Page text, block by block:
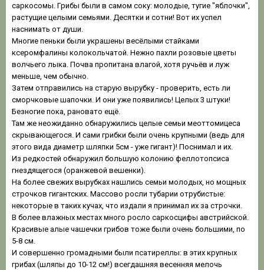
саркосомы. Грибы были в самом соку: молодые, тугие "яблочки",
растущие целыми семьями. Десятки и сотни! Вот их успел
наснимать от души.
Многие пеньки были украшены весёлыми стайками
ксеромфалины колокольчатой. Нежно пахли розовые цветы
волчьего лыка. Почва пропитана влагой, хотя ручьёв и луж
меньше, чем обычно.
Затем отправились на старую вырубку - проверить, есть ли
сморчковые шапочки. И они уже появились! Целых 3 штуки!
Безногие пока, рановато ещё.
Там же неожиданно обнаружились целые семьи меоттомицеса
скрывающегося. И сами грибки были очень крупными (ведь для
этого вида диаметр шляпки 5см - уже гигант)! Поснимал и их.
Из редкостей обнаружил большую колонию феллотопсиса
гнездящегося (оранжевой вешенки).
На более свежих вырубках нашлись семьи молодых, но мощных
строчков гигантских. Массово росли тубарии отрубистые:
некоторые в таких кучах, что издали я принимал их за строчки.
В более влажных местах много росло саркосцифы австрийской.
Красивые алые чашечки грибов тоже были очень большими, по
5-8 см.
И совершенно громадными были псатиреллы: в этих крупных
грибах (шляпы до 10-12 см!) всегдашняя весенняя мелочь